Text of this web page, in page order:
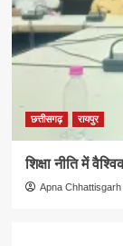
छत्तीसगढ़ रायपुर
शिक्षा नीति में
Apna Chhattisgarh